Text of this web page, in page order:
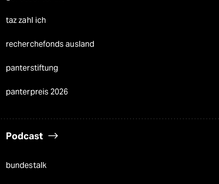
taz zahl ich
recherchefonds ausland
panterstiftung
panterpreis 2026
Podcast
bundestalk